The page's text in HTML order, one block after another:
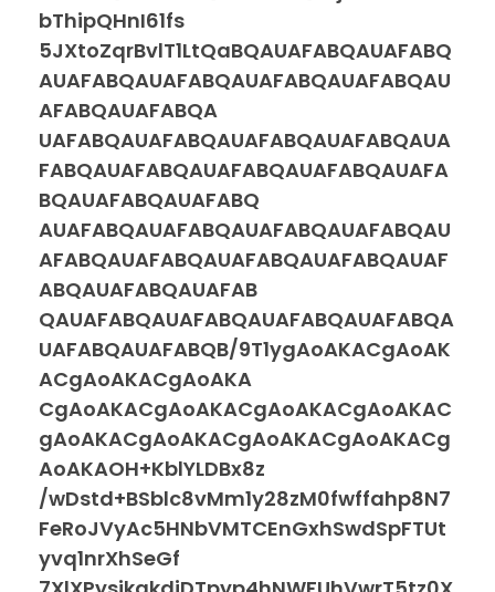
bThipQHnI61fs
5JXtoZqrBvlT1LtQaBQAUAFABQAUAFABQ
AUAFABQAUAFABQAUAFABQAUAFABQAU
AFABQAUAFABQA
UAFABQAUAFABQAUAFABQAUAFABQAUA
FABQAUAFABQAUAFABQAUAFABQAUAFA
BQAUAFABQAUAFABQ
AUAFABQAUAFABQAUAFABQAUAFABQAU
AFABQAUAFABQAUAFABQAUAFABQAUAF
ABQAUAFABQAUAFAB
QAUAFABQAUAFABQAUAFABQAUAFABQA
UAFABQAUAFABQB/9T1ygAoAKACgAoAK
ACgAoAKACgAoAKA
CgAoAKACgAoAKACgAoAKACgAoAKAC
gAoAKACgAoAKACgAoAKACgAoAKACg
AoAKAOH+KblYLDBx8z
/wDstd+BSblc8vMm1y28zM0fwffahp8N7
FeRoJVyAc5HNbVMTCEnGxhSwdSpFTUt
yvq1nrXhSeGf